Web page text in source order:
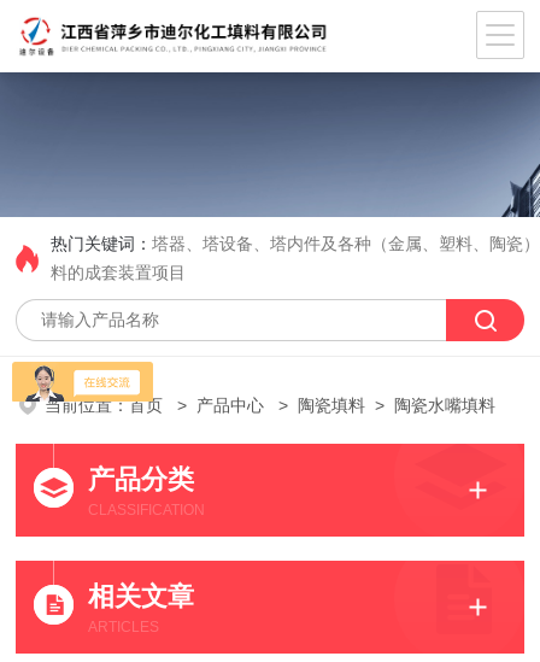
热门关键词：塔器、塔设备、塔内件及各种（金属、塑料、陶瓷
料的成套装置项目
当前位置：首页 > 产品中心 > 陶瓷填料 > 陶瓷水嘴填料
产品分类
CLASSIFICATION
相关文章
ARTICLES